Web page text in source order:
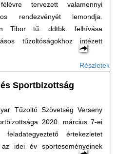
tervezett valamennyi
rendezvényét lemondja.
Tibor tű. ddtbk. felhívása
tűzoltóságokhoz intézett
Részletek
Sportbizottság
Tűzoltó Szövetség Verseny
2020. március 7-ei
feladategyeztető értekezletet
idei év sporteseményeinek